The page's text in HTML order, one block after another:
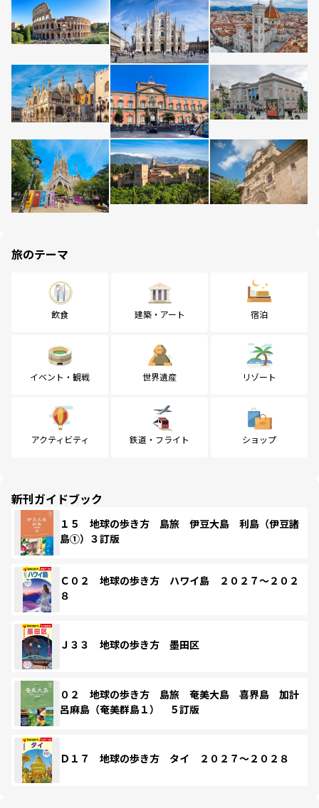
旅のテーマ
飲食 建築・アート 宿泊
イベント・観戦 世界遺産 リゾート
アクティビティ 鉄道・フライト ショップ
新刊ガイドブック
１５ 地球の歩き方 島旅 伊豆大島 利島（伊豆諸
島①）３訂版
Ｃ０２ 地球の歩き方 ハワイ島 ２０２７～２０２
８
Ｊ３３ 地球の歩き方 墨田区
０２ 地球の歩き方 島旅 奄美大島 喜界島 加計
呂麻島（奄美群島１） ５訂版
Ｄ１７ 地球の歩き方 タイ ２０２７～２０２８